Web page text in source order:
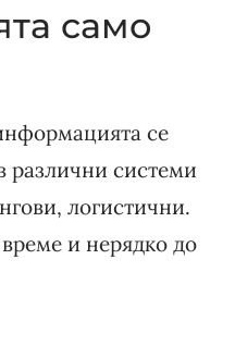
само
се
различни системи
логистични.
и нерядко до